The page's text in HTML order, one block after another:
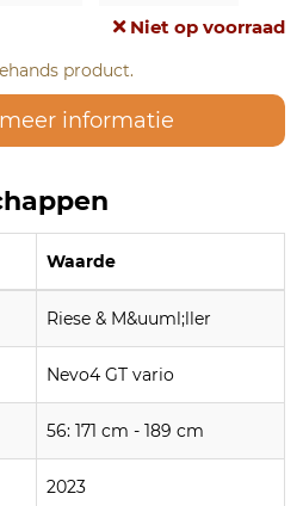
Niet op voorraad
product.
informatie
Waarde
Riese & M&uuml;ller
Nevo4 GT vario
56: 171 cm - 189 cm
2023